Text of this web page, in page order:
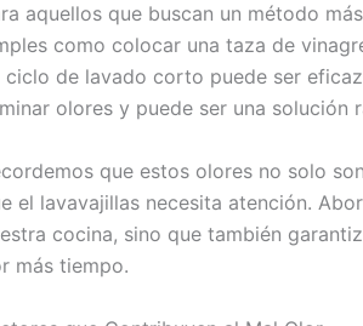
aquellos que buscan un método
como colocar una taza de
ciclo de lavado corto puede ser
olores y puede ser una solución
que estos olores no solo
el lavavajillas necesita atención.
cocina, sino que también
más tiempo.